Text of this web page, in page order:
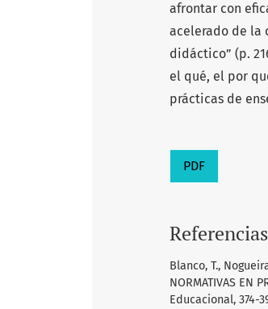
afrontar con
acelerado de la
didáctico” (p.
el qué, el por
prácticas de
PDF
Referencias
Blanco, T.,
NORMATIVAS EN
Educacional, 374-